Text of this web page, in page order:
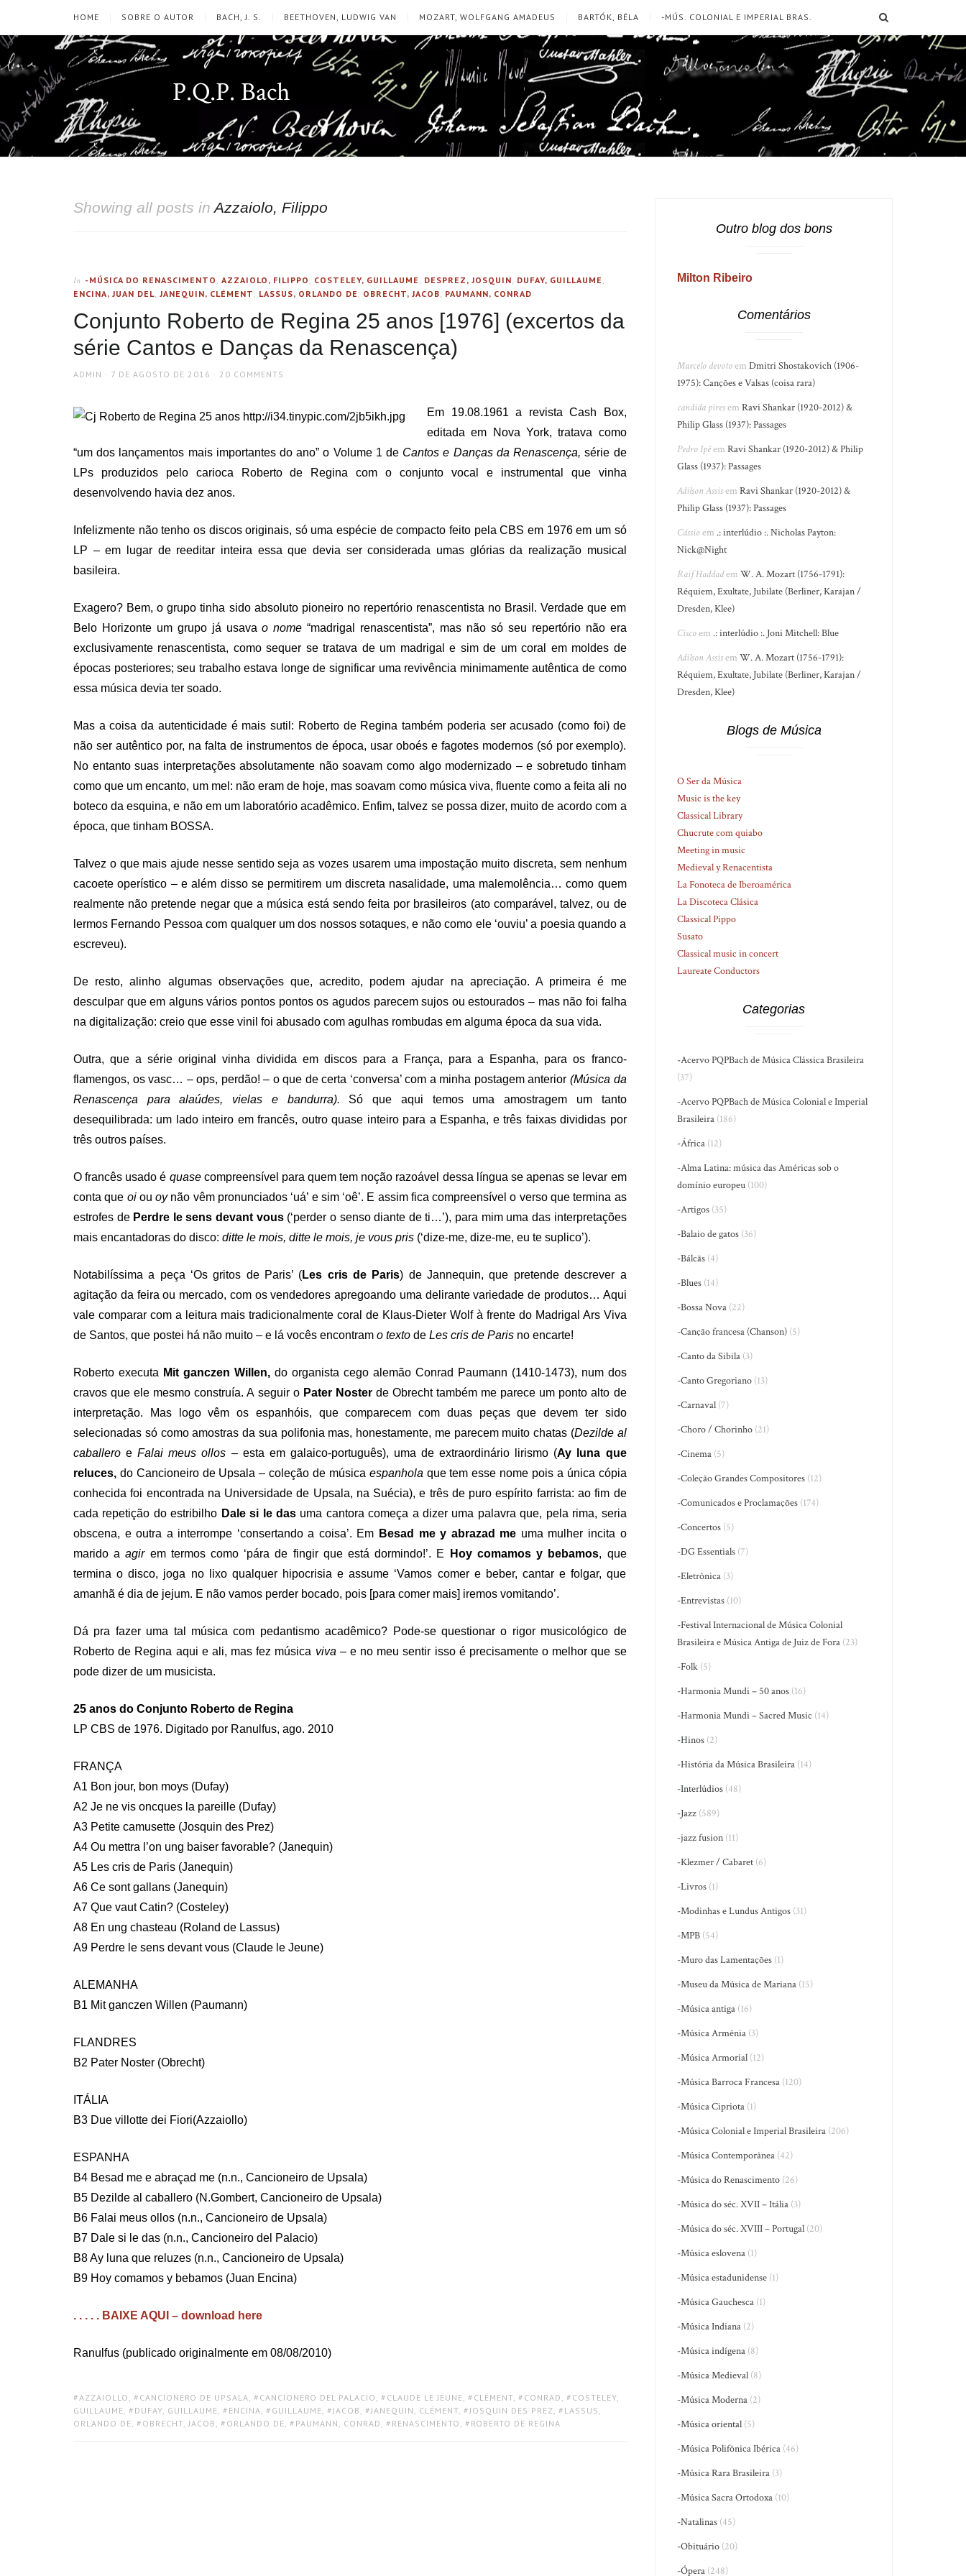
HOME SOBRE O AUTOR BACH, J. S. BEETHOVEN, LUDWIG VAN MOZART, WOLFGANG AMADEUS BARTÓK, BÉLA -MÚS. COLONIAL E IMPERIAL BRAS.
P.Q.P. Bach
Showing all posts inAzzaiolo, Filippo
In -MÚSICA DO RENASCIMENTO AZZAIOLO, FILIPPO COSTELEY, GUILLAUME DESPREZ, JOSQUIN DUFAY, GUILLAUME
ENCINA, JUAN DEL JANEQUIN, CLÉMENT LASSUS, ORLANDO DE OBRECHT, JACOB PAUMANN, CONRAD
Conjunto Roberto de Regina 25 anos [1976] (excertos da
série Cantos e Danças da Renascença)
AUTHOR
ADMIN
POSTED
7 DE AGOSTO DE 2016 20 COMMENTS
Em 19.08.1961 a revista Cash Box,
editada em Nova York, tratava como
“um dos lançamentos mais importantes do ano” o Volume 1 de Cantos e Danças da Renascença,série de
LPs produzidos pelo carioca Roberto de Regina com o conjunto vocal e instrumental que vinha
desenvolvendo havia dez anos.
Infelizmente não tenho os discos originais, só uma espécie de compacto feito pela CBS em 1976 em um só
LP – em lugar de reeditar inteira essa que devia ser considerada umas glórias da realização musical
basileira.
Exagero? Bem, o grupo tinha sido absoluto pioneiro no repertório renascentista no Brasil. Verdade que em
Belo Horizonte um grupo já usavao nome“madrigal renascentista”, mas não só seu repertório não era
exclusivamente renascentista, como sequer se tratava de um madrigal e sim de um coral em moldes de
épocas posteriores; seu trabalho estava longe de significar uma revivência minimamente autêntica de como
essa música devia ter soado.
Mas a coisa da autenticidade é mais sutil: Roberto de Regina também poderia ser acusado (como foi) de
não ser autêntico por, na falta de instrumentos de época, usar oboés e fagotes modernos (só por exemplo).
No entanto suas interpretações absolutamente não soavam como algo modernizado – e sobretudo tinham
como que um encanto, um mel: não eram de hoje, mas soavam como música viva, fluente como a feita ali no
boteco da esquina, e não em um laboratório acadêmico. Enfim, talvez se possa dizer, muito de acordo com a
época, que tinham BOSSA.
Talvez o que mais ajude nesse sentido seja as vozes usarem uma impostação muito discreta, sem nenhum
cacoete operístico – e além disso se permitirem um discreta nasalidade, uma malemolência… como quem
realmente não pretende negar que a música está sendo feita por brasileiros (ato comparável, talvez, ou de
lermos Fernando Pessoa com qualquer um dos nossos sotaques, e não como ele ‘ouviu’ a poesia quando a
escreveu).
De resto, alinho algumas observações que, acredito, podem ajudar na apreciação. A primeira é me
desculpar que em alguns vários pontos pontos os agudos parecem sujos ou estourados – mas não foi falha
na digitalização: creio que esse vinil foi abusado com agulhas rombudas em alguma época da sua vida.
Outra, que a série original vinha dividida em discos para a França, para a Espanha, para os franco-
flamengos, os vasc… – ops, perdão! – o que de certa ‘conversa’ com a minha postagem anterior (Música da
Renascença para alaúdes, vielas e bandurra). Só que aqui temos uma amostragem um tanto
desequilibrada: um lado inteiro em francês, outro quase inteiro para a Espanha, e três faixas divididas por
três outros países.
O francês usado é quase compreensível para quem tem noção razoável dessa língua se apenas se levar em
conta que oi ouoy não vêm pronunciados ‘uá’ e sim ‘oê’. E assim fica compreensível o verso que termina as
estrofes de Perdre le sens devant vous (‘perder o senso diante de ti…’), para mim uma das interpretações
mais encantadoras do disco: ditte le mois, ditte le mois, je vous pris (‘dize-me, dize-me, eu te suplico’).
Notabilíssima a peça ‘Os gritos de Paris’ (Les cris de Paris) de Jannequin, que pretende descrever a
agitação da feira ou mercado, com os vendedores apregoando uma delirante variedade de produtos… Aqui
vale comparar com a leitura mais tradicionalmente coral de Klaus-Dieter Wolf à frente do Madrigal Ars Viva
de Santos, que postei há não muito – e lá vocês encontram o texto de Les cris de Paris no encarte!
Roberto executa Mit ganczen Willen, do organista cego alemão Conrad Paumann (1410-1473), num dos
cravos que ele mesmo construía. A seguir o Pater Noster de Obrecht também me parece um ponto alto de
interpretação. Mas logo vêm os espanhóis, que comparecem com duas peças que devem ter sido
selecionadas só como amostras da sua polifonia mas, honestamente, me parecem muito chatas (Dezilde al
caballeroeFalai meus ollos – esta em galaico-português), uma de extraordinário lirismo (Ay luna que
reluces, do Cancioneiro de Upsala – coleção de música espanhola que tem esse nome pois a única cópia
conhecida foi encontrada na Universidade de Upsala, na Suécia), e três de puro espírito farrista: ao fim de
cada repetição do estribilho Dale si le das uma cantora começa a dizer uma palavra que, pela rima, seria
obscena, e outra a interrompe ‘consertando a coisa’. Em Besad me y abrazad me uma mulher incita o
marido aagirem termos como ‘pára de fingir que está dormindo!’. E Hoy comamos y bebamos, que
termina o disco, joga no lixo qualquer hipocrisia e assume ‘Vamos comer e beber, cantar e folgar, que
amanhã é dia de jejum. E não vamos perder bocado, pois [para comer mais] iremos vomitando’.
Dá pra fazer uma tal música com pedantismo acadêmico? Pode-se questionar o rigor musicológico de
Roberto de Regina aqui e ali, mas fez música viva – e no meu sentir isso é precisamente o melhor que se
pode dizer de um musicista.
25 anos do Conjunto Roberto de Regina
LP CBS de 1976. Digitado por Ranulfus, ago. 2010
FRANÇA
A1 Bon jour, bon moys (Dufay)
A2 Je ne vis oncques la pareille (Dufay)
A3 Petite camusette (Josquin des Prez)
A4 Ou mettra l’on ung baiser favorable? (Janequin)
A5 Les cris de Paris (Janequin)
A6 Ce sont gallans (Janequin)
A7 Que vaut Catin? (Costeley)
A8 En ung chasteau (Roland de Lassus)
A9 Perdre le sens devant vous (Claude le Jeune)
ALEMANHA
B1 Mit ganczen Willen (Paumann)
FLANDRES
B2 Pater Noster (Obrecht)
ITÁLIA
B3 Due villotte dei Fiori(Azzaiollo)
ESPANHA
B4 Besad me e abraçad me (n.n., Cancioneiro de Upsala)
B5 Dezilde al caballero (N.Gombert, Cancioneiro de Upsala)
B6 Falai meus ollos (n.n., Cancioneiro de Upsala)
B7 Dale si le das (n.n., Cancioneiro del Palacio)
B8 Ay luna que reluzes (n.n., Cancioneiro de Upsala)
B9 Hoy comamos y bebamos (Juan Encina)
. . . . . BAIXE AQUI – download here
Ranulfus (publicado originalmente em 08/08/2010)
TAGS:
AZZAIOLLO CANCIONERO DE UPSALA CANCIONERO DEL PALACIO CLAUDE LE JEUNE CLÉMENT CONRAD
COSTELEY,
GUILLAUME
DUFAY, GUILLAUME ENCINA GUILLAUME JACOB JANEQUIN, CLÉMENT JOSQUIN DES PREZ
LASSUS,
ORLANDO DE
OBRECHT, JACOB ORLANDO DE PAUMANN, CONRAD RENASCIMENTO ROBERTO DE REGINA
Outro blog dos bons
Milton Ribeiro
Comentários
Marcelo devotoemDmitri Shostakovich (1906-
1975): Canções e Valsas (coisa rara)
candida piresemRavi Shankar (1920-2012) &
Philip Glass (1937): Passages
Pedro IpêemRavi Shankar (1920-2012) & Philip
Glass (1937): Passages
Adilson AssisemRavi Shankar (1920-2012) &
Philip Glass (1937): Passages
Cássioem .: interlúdio :. Nicholas Payton:
Nick@Night
Raif HaddademW. A. Mozart (1756-1791):
Réquiem, Exultate, Jubilate (Berliner, Karajan /
Dresden, Klee)
Ciscoem .: interlúdio :. Joni Mitchell: Blue
Adilson AssisemW. A. Mozart (1756-1791):
Réquiem, Exultate, Jubilate (Berliner, Karajan /
Dresden, Klee)
Blogs de Música
O Ser da Música
Music is the key
Classical Library
Chucrute com quiabo
Meeting in music
Medieval y Renacentista
La Fonoteca de Iberoamérica
La Discoteca Clásica
Classical Pippo
Susato
Classical music in concert
Laureate Conductors
Categorias
-Acervo PQPBach de Música Clássica Brasileira
(37)
-Acervo PQPBach de Música Colonial e Imperial
Brasileira (186)
-África (12)
-Alma Latina: música das Américas sob o
domínio europeu (100)
-Artigos (35)
-Balaio de gatos (36)
-Bálcãs (4)
-Blues (14)
-Bossa Nova (22)
-Canção francesa (Chanson) (5)
-Canto da Sibila (3)
-Canto Gregoriano (13)
-Carnaval (7)
-Choro / Chorinho (21)
-Cinema (5)
-Coleção Grandes Compositores (12)
-Comunicados e Proclamações (174)
-Concertos (5)
-DG Essentials (7)
-Eletrônica (3)
-Entrevistas (10)
-Festival Internacional de Música Colonial
Brasileira e Música Antiga de Juiz de Fora (23)
-Folk (5)
-Harmonia Mundi – 50 anos (16)
-Harmonia Mundi – Sacred Music (14)
-Hinos (2)
-História da Música Brasileira (14)
-Interlúdios (48)
-Jazz (589)
-jazz fusion (11)
-Klezmer / Cabaret (6)
-Livros (1)
-Modinhas e Lundus Antigos (31)
-MPB (54)
-Muro das Lamentações (1)
-Museu da Música de Mariana (15)
-Música antiga (16)
-Música Armênia (3)
-Música Armorial (12)
-Música Barroca Francesa (120)
-Música Cipriota (1)
-Música Colonial e Imperial Brasileira (206)
-Música Contemporânea (42)
-Música do Renascimento (26)
-Música do séc. XVII – Itália (3)
-Música do séc. XVIII – Portugal (20)
-Música eslovena (1)
-Música estadunidense (1)
-Música Gauchesca (1)
-Música Indiana (2)
-Música indígena (8)
-Música Medieval (8)
-Música Moderna (2)
-Música oriental (5)
-Música Polifônica Ibérica (46)
-Música Rara Brasileira (3)
-Música Sacra Ortodoxa (10)
-Natalinas (45)
-Obituário (20)
-Ópera (248)